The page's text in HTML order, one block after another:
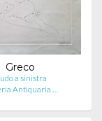
Greco
a sinistra
Antiquaria …